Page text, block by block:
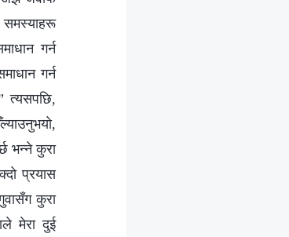
समस्याहरू
गर्न
गर्न
त्यसपछि,
भन्ने कुरा
प्रयास
कुरा
मेरा दुई